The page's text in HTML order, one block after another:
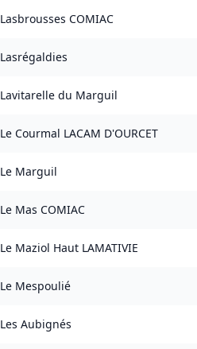
Lasbrousses COMIAC
Lasrégaldies
Lavitarelle du Marguil
Le Courmal LACAM D'OURCET
Le Marguil
Le Mas COMIAC
Le Maziol Haut LAMATIVIE
Le Mespoulié
Les Aubignés